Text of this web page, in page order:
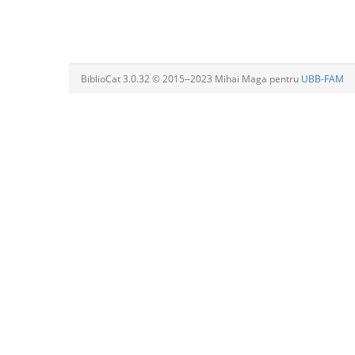
BiblioCat 3.0.32 © 2015‒2023 Mihai Maga pentru UBB-FAM